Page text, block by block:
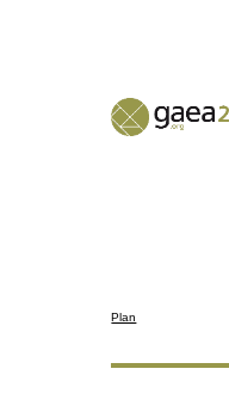
Plan